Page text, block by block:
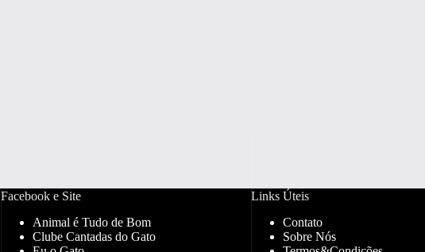
Facebook e Site
Animal é Tudo de Bom
Clube Cantadas do Gato
Links Úteis
Contato
Sobre Nós